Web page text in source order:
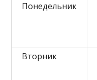
Понедельник
Вторник